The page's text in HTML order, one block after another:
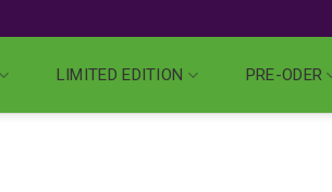
LIMITED EDITION PRE-ODER